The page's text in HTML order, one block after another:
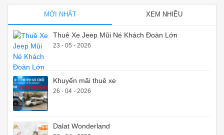
MỚI NHẤT XEM NHIỀU
Thuê Xe Jeep Mũi Né Khách Đoàn Lớn
23 - 05 - 2026
Khuyến mãi thuê xe
26 - 04 - 2026
Dalat Wonderland